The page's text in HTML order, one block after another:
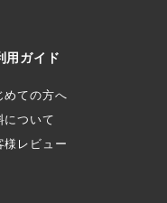
用ガイド
めての方へ
について
様レビュー